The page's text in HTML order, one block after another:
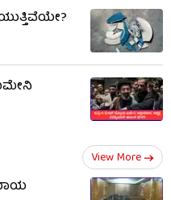
View More